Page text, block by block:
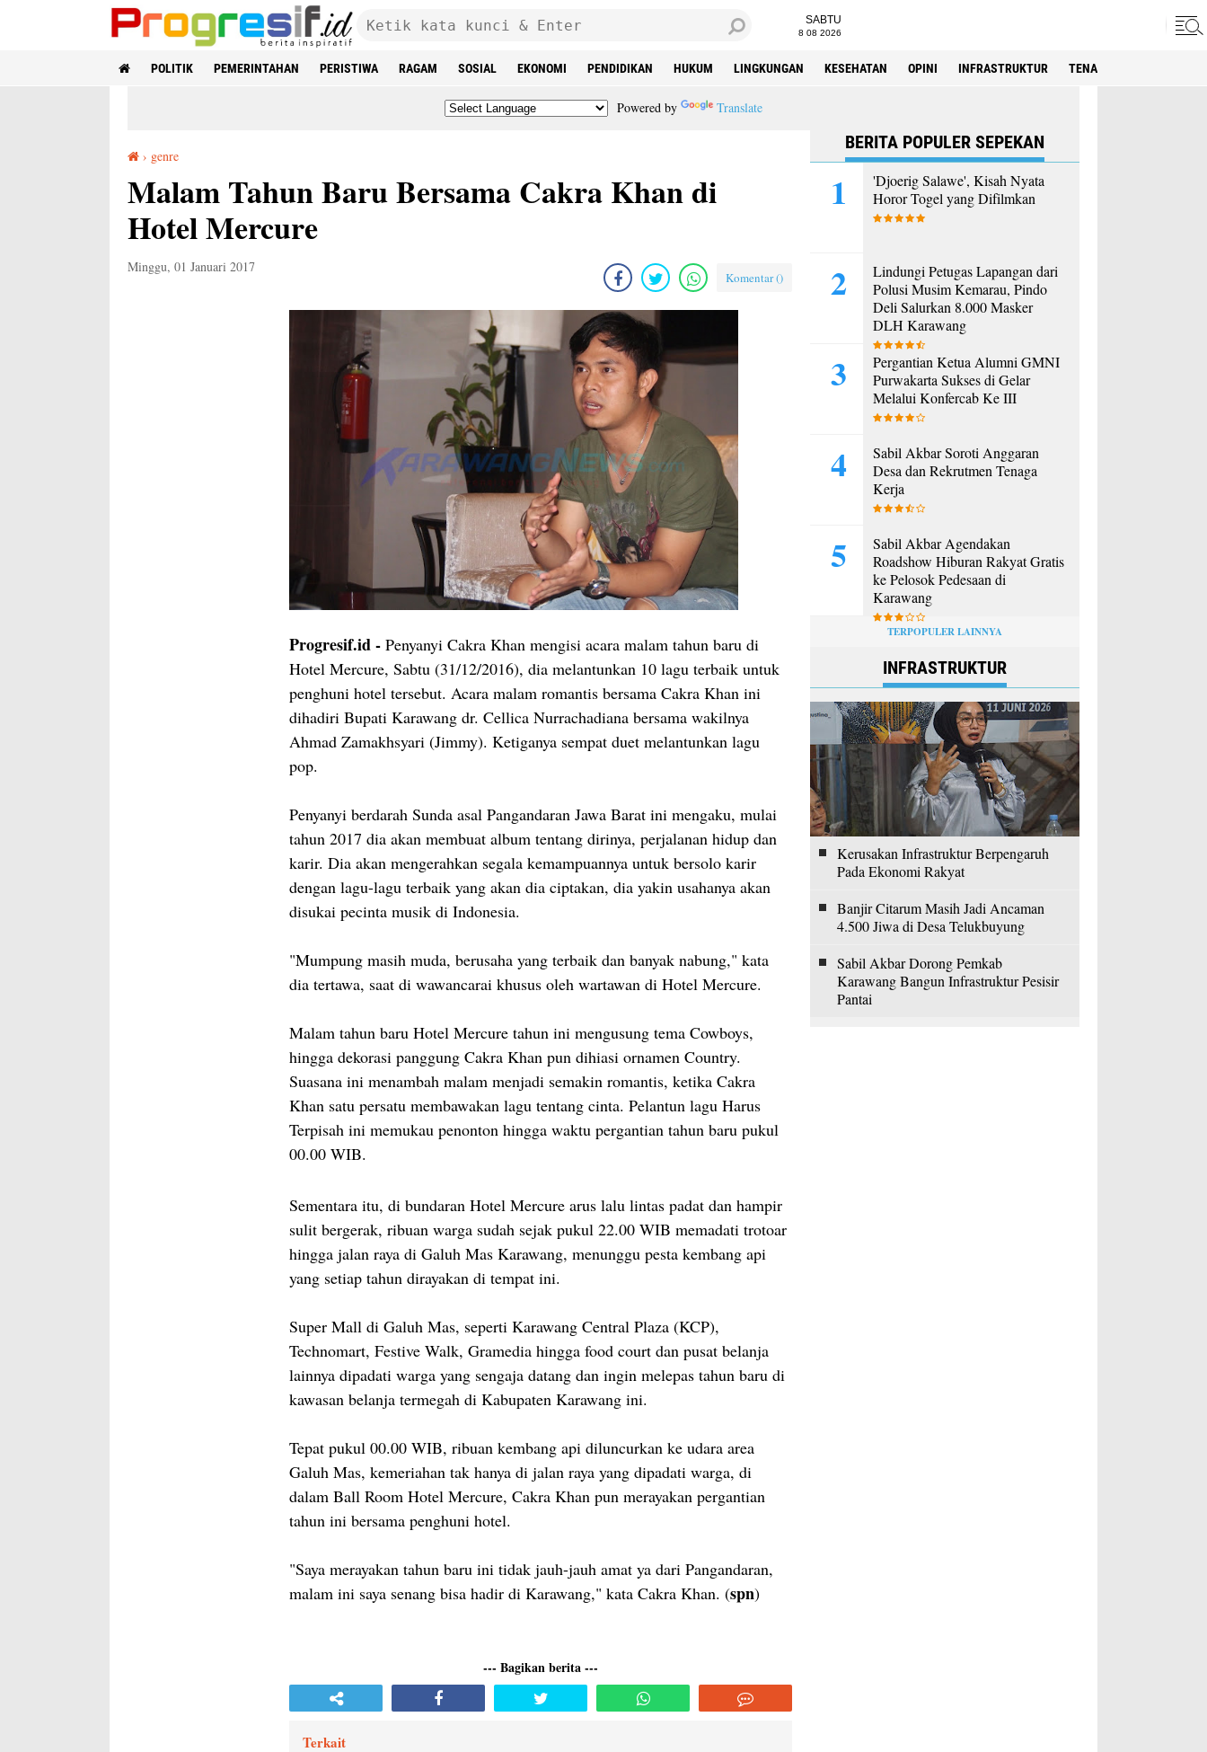
SABTU
8 08 2026
POLITIK PEMERINTAHAN PERISTIWA RAGAM SOSIAL EKONOMI PENDIDIKAN HUKUM LINGKUNGAN KESEHATAN OPINI INFRASTRUKTUR TENAGA KERJA
Powered by Translate
› genre
Malam Tahun Baru Bersama Cakra Khan di
Hotel Mercure
Minggu, 01 Januari 2017
Komentar ()
Progresif.id - Penyanyi Cakra Khan mengisi acara malam tahun baru di
Hotel Mercure, Sabtu (31/12/2016), dia melantunkan 10 lagu terbaik untuk
penghuni hotel tersebut. Acara malam romantis bersama Cakra Khan ini
dihadiri Bupati Karawang dr. Cellica Nurrachadiana bersama wakilnya
Ahmad Zamakhsyari (Jimmy). Ketiganya sempat duet melantunkan lagu
pop.
Penyanyi berdarah Sunda asal Pangandaran Jawa Barat ini mengaku, mulai
tahun 2017 dia akan membuat album tentang dirinya, perjalanan hidup dan
karir. Dia akan mengerahkan segala kemampuannya untuk bersolo karir
dengan lagu-lagu terbaik yang akan dia ciptakan, dia yakin usahanya akan
disukai pecinta musik di Indonesia.
"Mumpung masih muda, berusaha yang terbaik dan banyak nabung," kata
dia tertawa, saat di wawancarai khusus oleh wartawan di Hotel Mercure.
Malam tahun baru Hotel Mercure tahun ini mengusung tema Cowboys,
hingga dekorasi panggung Cakra Khan pun dihiasi ornamen Country.
Suasana ini menambah malam menjadi semakin romantis, ketika Cakra
Khan satu persatu membawakan lagu tentang cinta. Pelantun lagu Harus
Terpisah ini memukau penonton hingga waktu pergantian tahun baru pukul
00.00 WIB.
Sementara itu, di bundaran Hotel Mercure arus lalu lintas padat dan hampir
sulit bergerak, ribuan warga sudah sejak pukul 22.00 WIB memadati trotoar
hingga jalan raya di Galuh Mas Karawang, menunggu pesta kembang api
yang setiap tahun dirayakan di tempat ini.
Super Mall di Galuh Mas, seperti Karawang Central Plaza (KCP),
Technomart, Festive Walk, Gramedia hingga food court dan pusat belanja
lainnya dipadati warga yang sengaja datang dan ingin melepas tahun baru di
kawasan belanja termegah di Kabupaten Karawang ini.
Tepat pukul 00.00 WIB, ribuan kembang api diluncurkan ke udara area
Galuh Mas, kemeriahan tak hanya di jalan raya yang dipadati warga, di
dalam Ball Room Hotel Mercure, Cakra Khan pun merayakan pergantian
tahun ini bersama penghuni hotel.
"Saya merayakan tahun baru ini tidak jauh-jauh amat ya dari Pangandaran,
malam ini saya senang bisa hadir di Karawang," kata Cakra Khan. (spn)
--- Bagikan berita ---
Terkait
BERITA POPULER SEPEKAN
'Djoerig Salawe', Kisah Nyata
Horor Togel yang Difilmkan
Lindungi Petugas Lapangan dari
Polusi Musim Kemarau, Pindo
Deli Salurkan 8.000 Masker
DLH Karawang
Pergantian Ketua Alumni GMNI
Purwakarta Sukses di Gelar
Melalui Konfercab Ke III
Sabil Akbar Soroti Anggaran
Desa dan Rekrutmen Tenaga
Kerja
Sabil Akbar Agendakan
Roadshow Hiburan Rakyat Gratis
ke Pelosok Pedesaan di
Karawang
TERPOPULER LAINNYA
INFRASTRUKTUR
Kerusakan Infrastruktur Berpengaruh
Pada Ekonomi Rakyat
Banjir Citarum Masih Jadi Ancaman
4.500 Jiwa di Desa Telukbuyung
Sabil Akbar Dorong Pemkab
Karawang Bangun Infrastruktur Pesisir
Pantai